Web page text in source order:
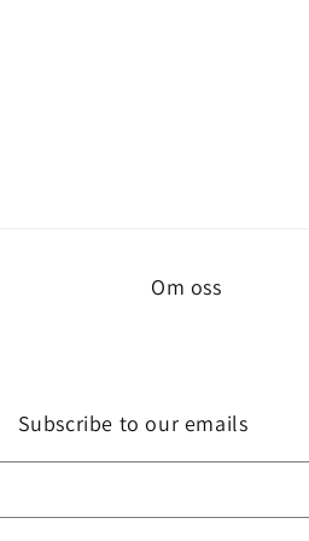
Om oss
Subscribe to our emails